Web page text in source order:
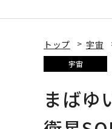
トップ 宇宙
宇宙
まばゆ